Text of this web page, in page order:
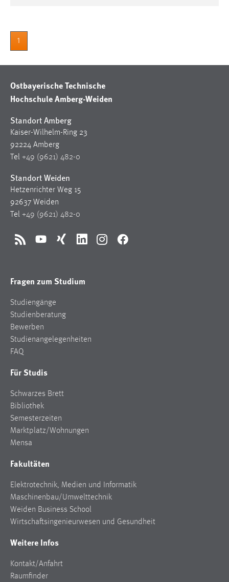
1
Ostbayerische Technische
Hochschule Amberg-Weiden
Standort Amberg
Kaiser-Wilhelm-Ring 23
92224 Amberg
Tel +49 (9621) 482-0
Standort Weiden
Hetzenrichter Weg 15
92637 Weiden
Tel +49 (9621) 482-0
RSS YouTubeXing LinkedInInstagramFacebook
Fragen zum Studium
Studiengänge
Studienberatung
Bewerben
Studienangelegenheiten
FAQ
Für Studis
Schwarzes Brett
Bibliothek
Semesterzeiten
Marktplatz/Wohnungen
Mensa
Fakultäten
Elektrotechnik, Medien und Informatik
Maschinenbau/Umwelttechnik
Weiden Business School
Wirtschaftsingenieurwesen und Gesundheit
Weitere Infos
Kontakt/Anfahrt
Raumfinder